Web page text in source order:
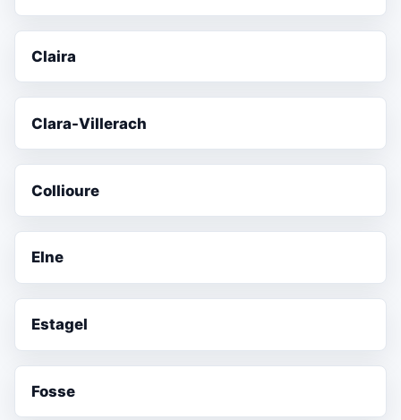
Claira
Clara-Villerach
Collioure
Elne
Estagel
Fosse